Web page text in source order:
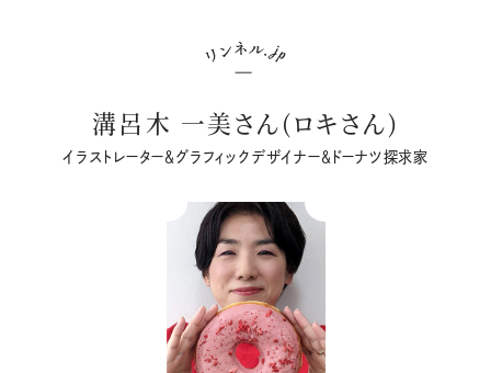
溝呂木 一美さん(ロキさん)
イラストレーター＆グラフィックデザイナー＆ドーナツ探求家